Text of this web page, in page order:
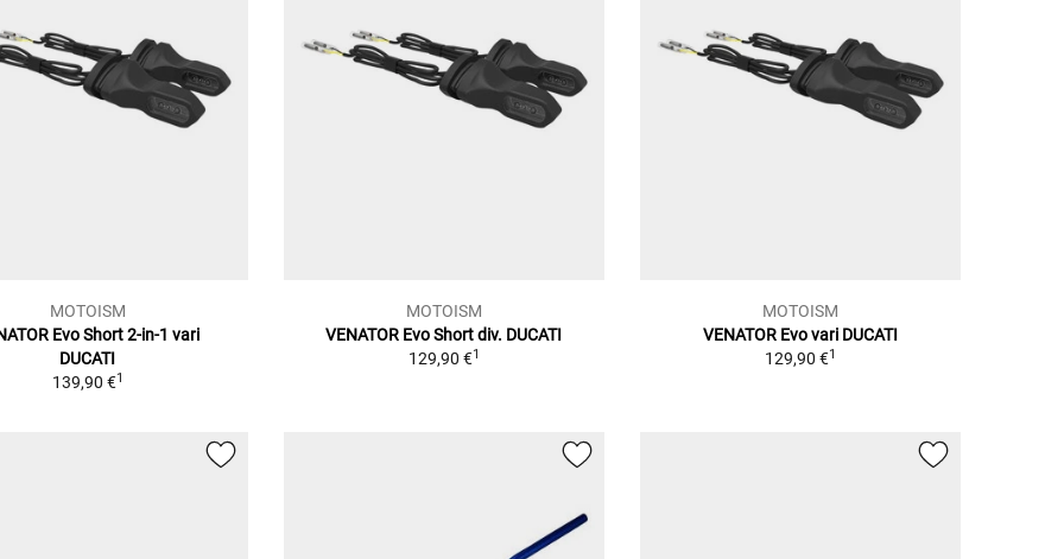
MOTOISM
Evo Short 2-in-1 vari
DUCATI
139,90 €1
MOTOISM
VENATOR Evo Short div. DUCATI
129,90 €1
MOTOISM
VENATOR Evo vari DUCATI
129,90 €1